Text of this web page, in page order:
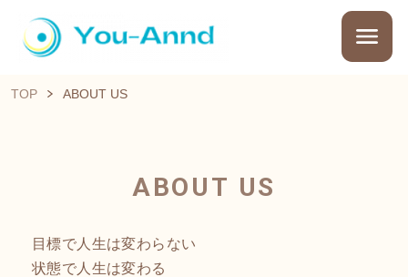
TOP ABOUT US
ABOUT US
目標で人生は変わらない
状態で人生は変わる